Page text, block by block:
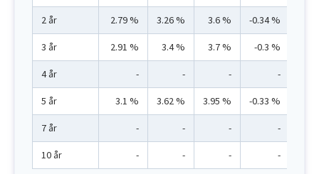
2 år 2.79 % 3.26 % 3.6 % -0.34 %
3 år 2.91 % 3.4 % 3.7 % -0.3 %
4 år - - - -
5 år 3.1 % 3.62 % 3.95 % -0.33 %
7 år - - - -
10 år - - - -